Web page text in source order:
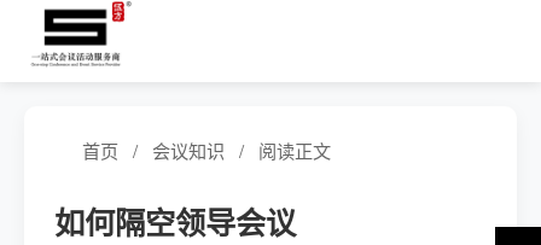
首页 / 会议知识 / 阅读正文
如何隔空领导会议